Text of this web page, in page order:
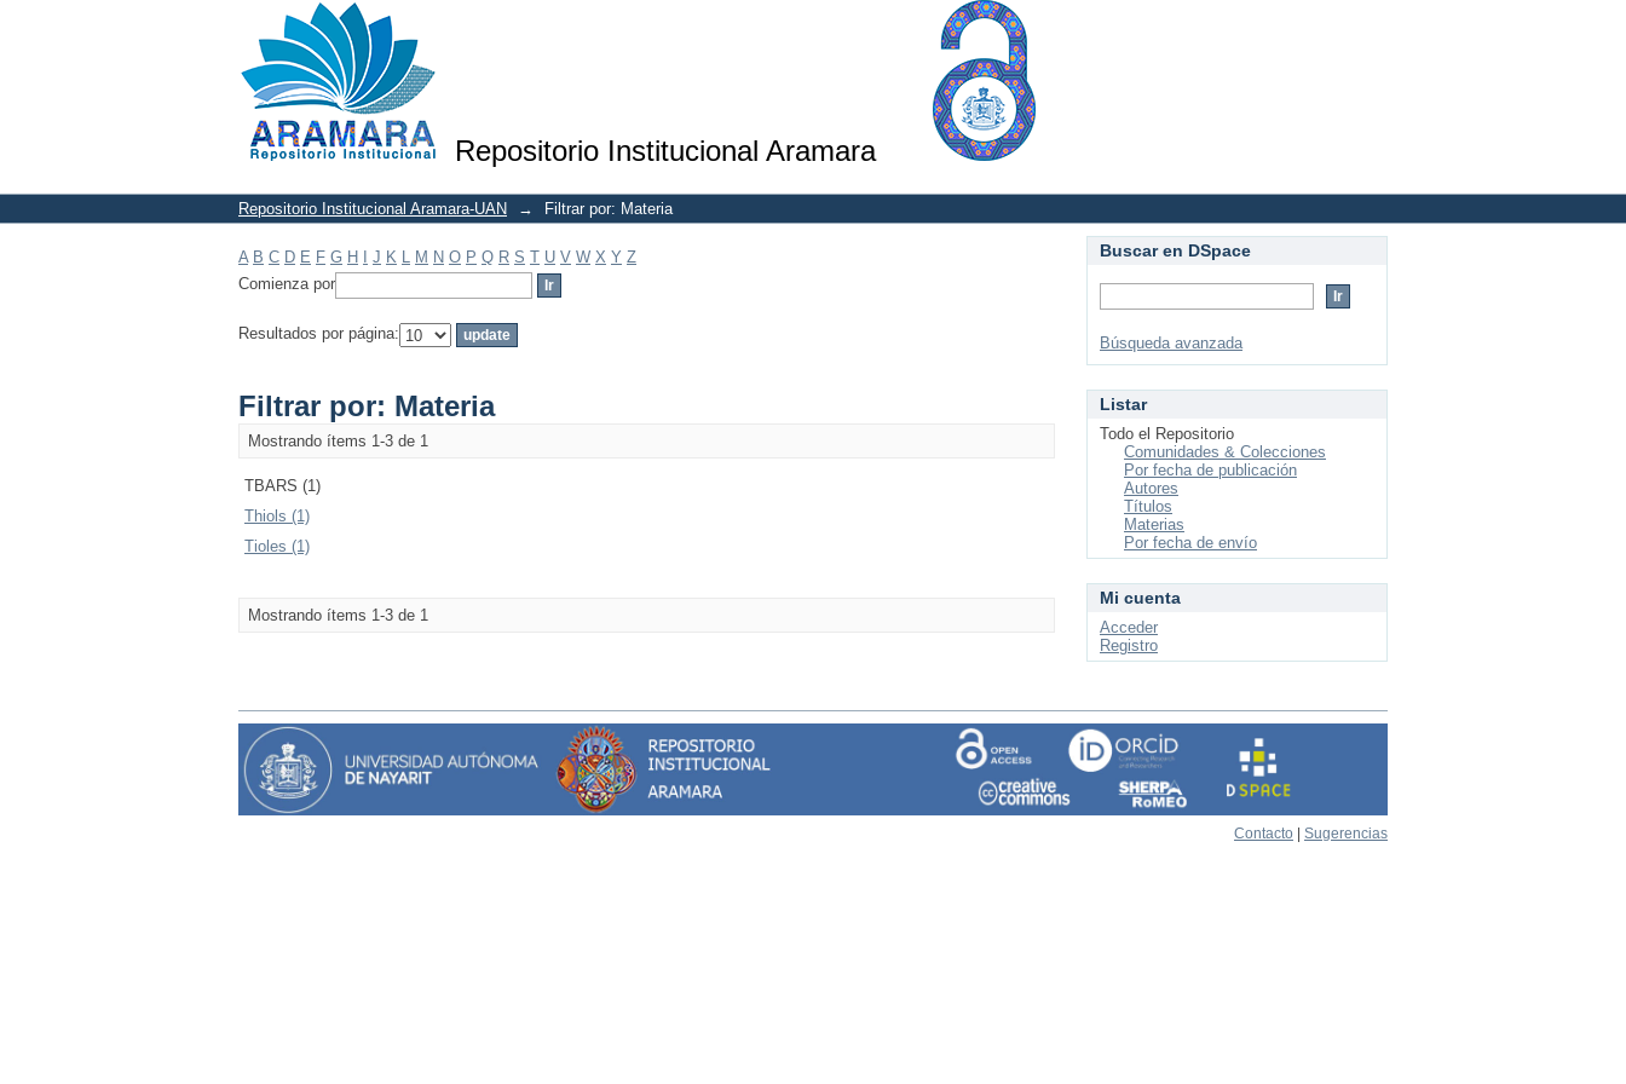
Repositorio Institucional Aramara
Filtrar por: Materia
Repositorio Institucional Aramara-UAN → Filtrar por: Materia
A B C D E F G H J K L M N O P Q R S T U V W X Y Z
Comienza por
Resultados por página:
Filtrar por: Materia
Mostrando ítems 1-3 de 1
TBARS (1)
Thiols (1)
Tioles (1)
Mostrando ítems 1-3 de 1
Buscar en DSpace
Búsqueda avanzada
Listar
Todo el Repositorio
Comunidades & Colecciones
Por fecha de publicación
Autores
Títulos
Materias
Por fecha de envío
Mi cuenta
Acceder
Registro
Contacto Sugerencias